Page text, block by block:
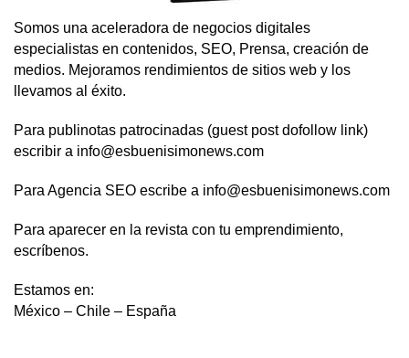
Somos una aceleradora de negocios digitales
especialistas en contenidos, SEO, Prensa, creación de
medios. Mejoramos rendimientos de sitios web y los
llevamos al éxito.
Para publinotas patrocinadas (guest post dofollow link)
escribir a info@esbuenisimonews.com
Para Agencia SEO escribe a info@esbuenisimonews.com
Para aparecer en la revista con tu emprendimiento,
escríbenos.
Estamos en:
México – Chile – España